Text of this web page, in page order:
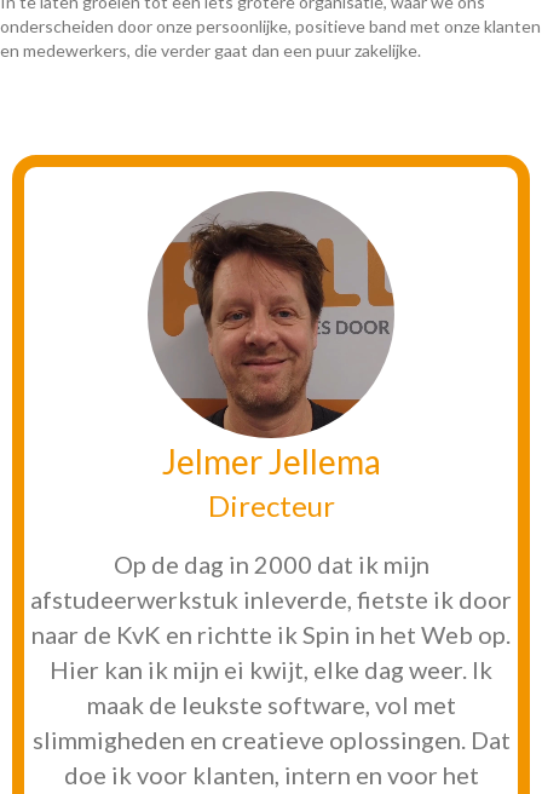
onderscheiden door onze persoonlijke, positieve band met onze klanten
en medewerkers, die verder gaat dan een puur zakelijke.
Jelmer Jellema
Directeur
Op de dag in 2000 dat ik mijn
afstudeerwerkstuk inleverde, fietste ik door
naar de KvK en richtte ik Spin in het Web op.
Hier kan ik mijn ei kwijt, elke dag weer. Ik
maak de leukste software, vol met
slimmigheden en creatieve oplossingen. Dat
doe ik voor klanten, intern en voor het